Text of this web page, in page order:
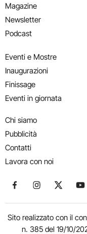
Magazine
Newsletter
Podcast
Eventi e Mostre
Inaugurazioni
Finissage
Eventi in giornata
Chi siamo
Pubblicità
Contatti
Lavora con noi
Seguici su Facebook
Seguici su
Seguici
Sito realizzato con il
n. 385 del 19/10/